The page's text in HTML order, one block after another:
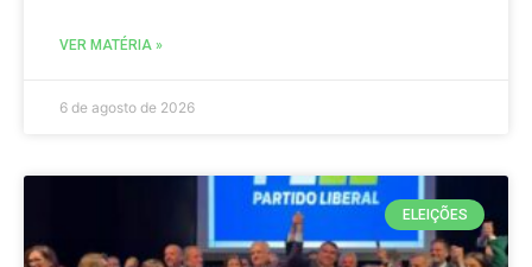
VER MATÉRIA »
6 de agosto de 2026
ELEIÇÕES